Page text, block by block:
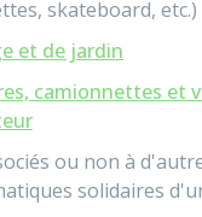
skateboard, etc.)
et de jardin
camionnettes et
ou non à
solidaires